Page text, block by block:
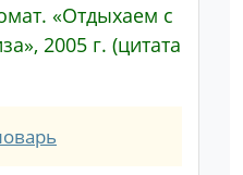
«Отдыхаем с
2005 г. (цитата